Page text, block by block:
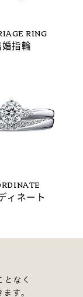
RING
指輪
ィネート
となく
す。